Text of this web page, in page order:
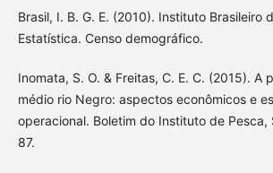
Brasil, I. B. G. E. (2010). Instituto Brasileiro
Estatística. Censo demográfico.
Inomata, S. O. & Freitas, C. E. C. (2015). A
médio rio Negro: aspectos econômicos e
operacional. Boletim do Instituto de Pesca,
87.